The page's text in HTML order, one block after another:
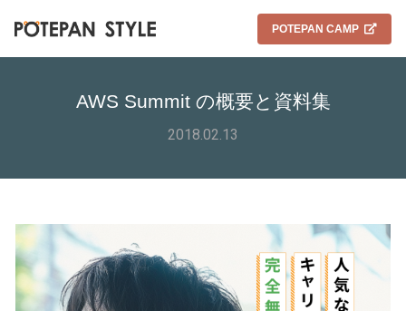
POTEPAN CAMP
AWS Summit の概要と資料集
2018.02.13